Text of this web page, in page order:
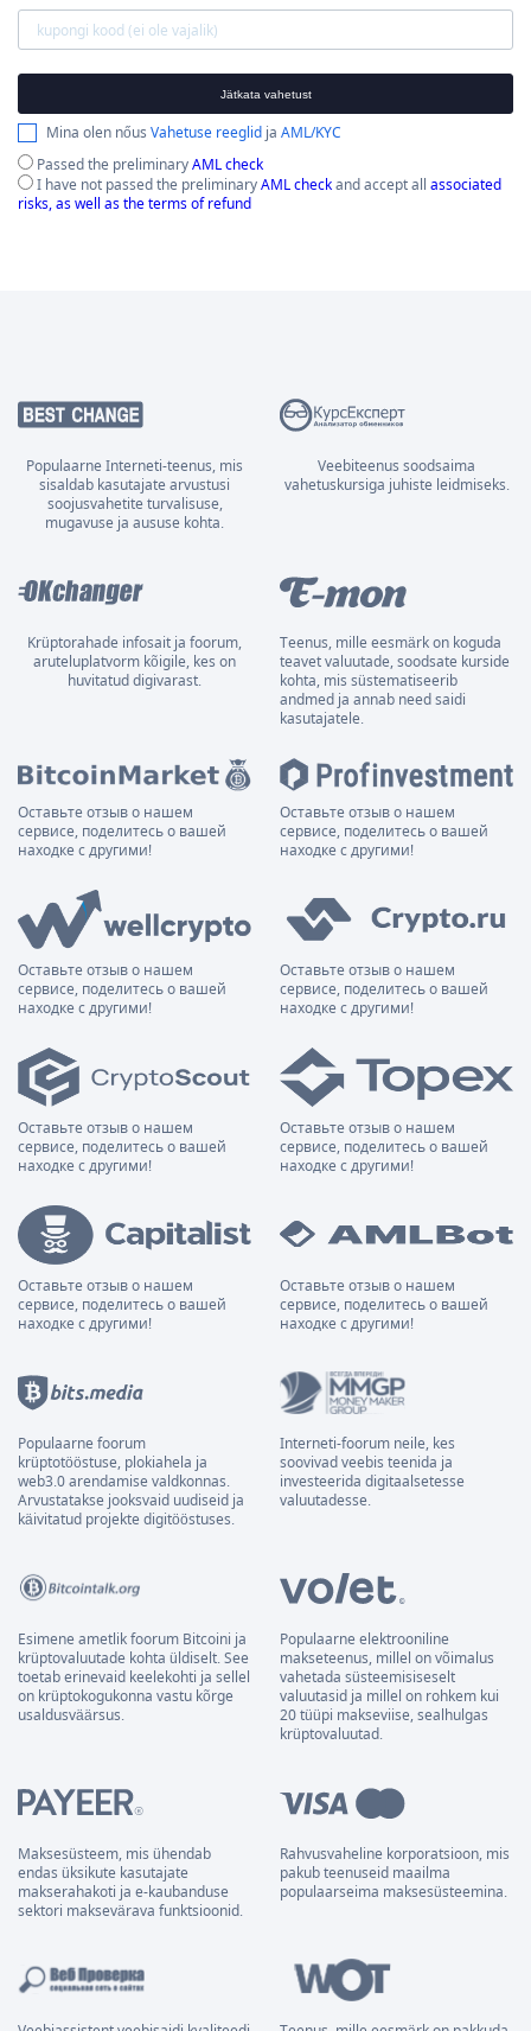
Jätkata vahetust
Mina olen nőus Vahetuse reeglid ja AML/KYC
Passed the preliminaryAML check
I have not passed the preliminaryAML checkand accept all associated
risks, as well as the terms of refund
Populaarne Interneti-teenus, mis
sisaldab kasutajate arvustusi
soojusvahetite turvalisuse,
mugavuse ja aususe kohta.
Veebiteenus soodsaima
vahetuskursiga juhiste leidmiseks.
Krüptorahade infosait ja foorum,
aruteluplatvorm kõigile, kes on
huvitatud digivarast.
Teenus, mille eesmärk on koguda
teavet valuutade, soodsate kurside
kohta, mis süstematiseerib
andmed ja annab need saidi
kasutajatele.
Оставьте отзыв о нашем
сервисе, поделитесь о вашей
находке с другими!
Оставьте отзыв о нашем
сервисе, поделитесь о вашей
находке с другими!
Оставьте отзыв о нашем
сервисе, поделитесь о вашей
находке с другими!
Оставьте отзыв о нашем
сервисе, поделитесь о вашей
находке с другими!
Оставьте отзыв о нашем
сервисе, поделитесь о вашей
находке с другими!
Оставьте отзыв о нашем
сервисе, поделитесь о вашей
находке с другими!
Оставьте отзыв о нашем
сервисе, поделитесь о вашей
находке с другими!
Оставьте отзыв о нашем
сервисе, поделитесь о вашей
находке с другими!
Populaarne foorum
krüptotööstuse, plokiahela ja
web3.0 arendamise valdkonnas.
Arvustatakse jooksvaid uudiseid ja
käivitatud projekte digitööstuses.
Interneti-foorum neile, kes
soovivad veebis teenida ja
investeerida digitaalsetesse
valuutadesse.
Esimene ametlik foorum Bitcoini ja
krüptovaluutade kohta üldiselt. See
toetab erinevaid keelekohti ja sellel
on krüptokogukonna vastu kõrge
usaldusväärsus.
Populaarne elektrooniline
makseteenus, millel on võimalus
vahetada süsteemisiseselt
valuutasid ja millel on rohkem kui
20 tüüpi makseviise, sealhulgas
krüptovaluutad.
Maksesüsteem, mis ühendab
endas üksikute kasutajate
makserahakoti ja e-kaubanduse
sektori maksevärava funktsioonid.
Rahvusvaheline korporatsioon, mis
pakub teenuseid maailma
populaarseima maksesüsteemina.